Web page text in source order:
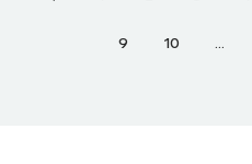
9 10 ...